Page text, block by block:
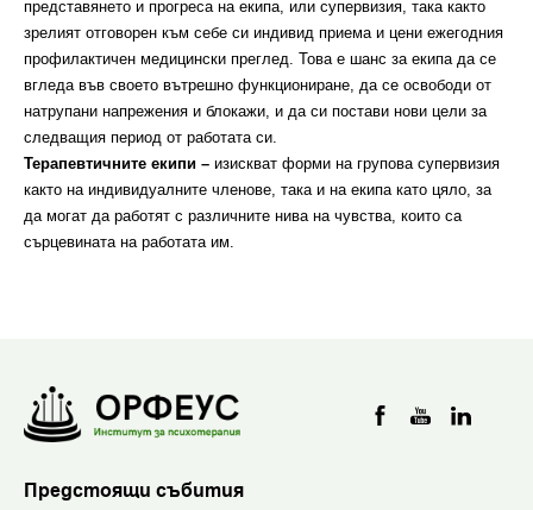
представянето и прогреса на екипа, или супервизия, така както
зрелият отговорен към себе си индивид приема и цени ежегодния
профилактичен медицински преглед. Това е шанс за екипа да се
вгледа във своето вътрешно функциониране, да се освободи от
натрупани напрежения и блокажи, и да си постави нови цели за
следващия период от работата си.
Терапевтичните екипи – изискват форми на групова супервизия
както на индивидуалните членове, така и на екипа като цяло, за
да могат да работят с различните нива на чувства, които са
сърцевината на работата им.
Предстоящи събития